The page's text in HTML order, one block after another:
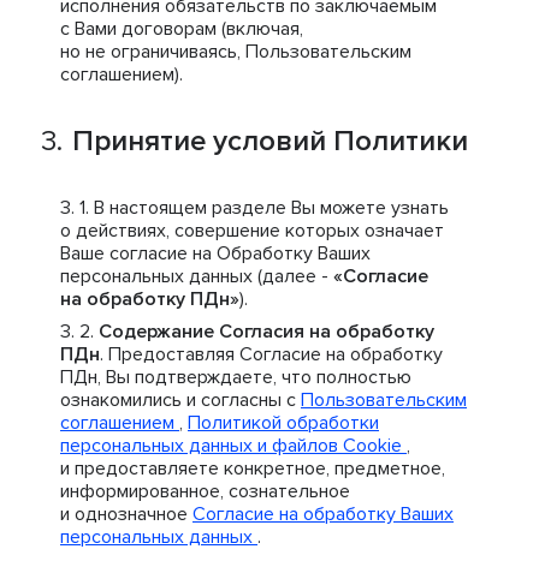
исполнения обязательств по заключаемым
с Вами договорам (включая,
но не ограничиваясь, Пользовательским
соглашением).
Принятие условий Политики
В настоящем разделе Вы можете узнать
о действиях, совершение которых означает
Ваше согласие на Обработку Ваших
персональных данных (далее - «Согласие
на обработку ПДн»).
Содержание Согласия на обработку
ПДн. Предоставляя Согласие на обработку
ПДн, Вы подтверждаете, что полностью
ознакомились и согласны с Пользовательским
соглашением , Политикой обработки
персональных данных и файлов Cookie ,
и предоставляете конкретное, предметное,
информированное, сознательное
и однозначное Согласие на обработку Ваших
персональных данных .